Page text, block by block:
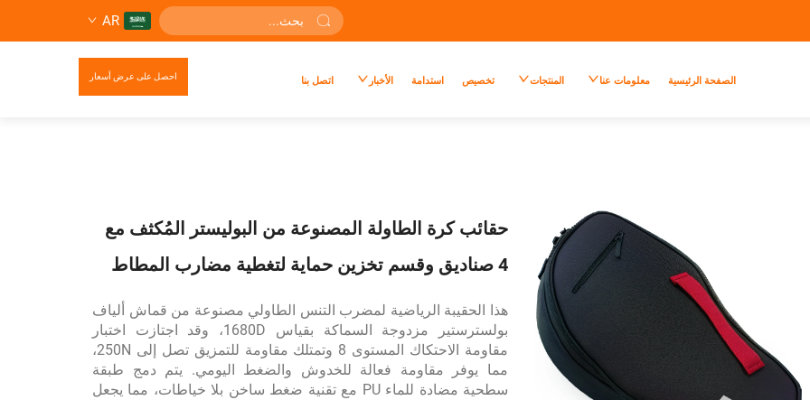
AR
الصفحة الرئيسية معلومات عنا المنتجات تخصيص استدامة الأخبار اتصل بنا احصل على عرض أسعار
حقائب كرة الطاولة المصنوعة من البوليستر المُكثف مع
4 صناديق وقسم تخزين حماية لتغطية مضارب المطاط
هذا الحقيبة الرياضية لمضرب التنس الطاولي مصنوعة من قماش ألياف
بولسترستير مزدوجة السماكة بقياس 1680D، وقد اجتازت اختبار
مقاومة الاحتكاك المستوى 8 وتمتلك مقاومة للتمزيق تصل إلى 250N،
مما يوفر مقاومة فعالة للخدوش والضغط اليومي. يتم دمج طبقة
سطحية مضادة للماء PU مع تقنية ضغط ساخن بلا خياطات، مما يجعل